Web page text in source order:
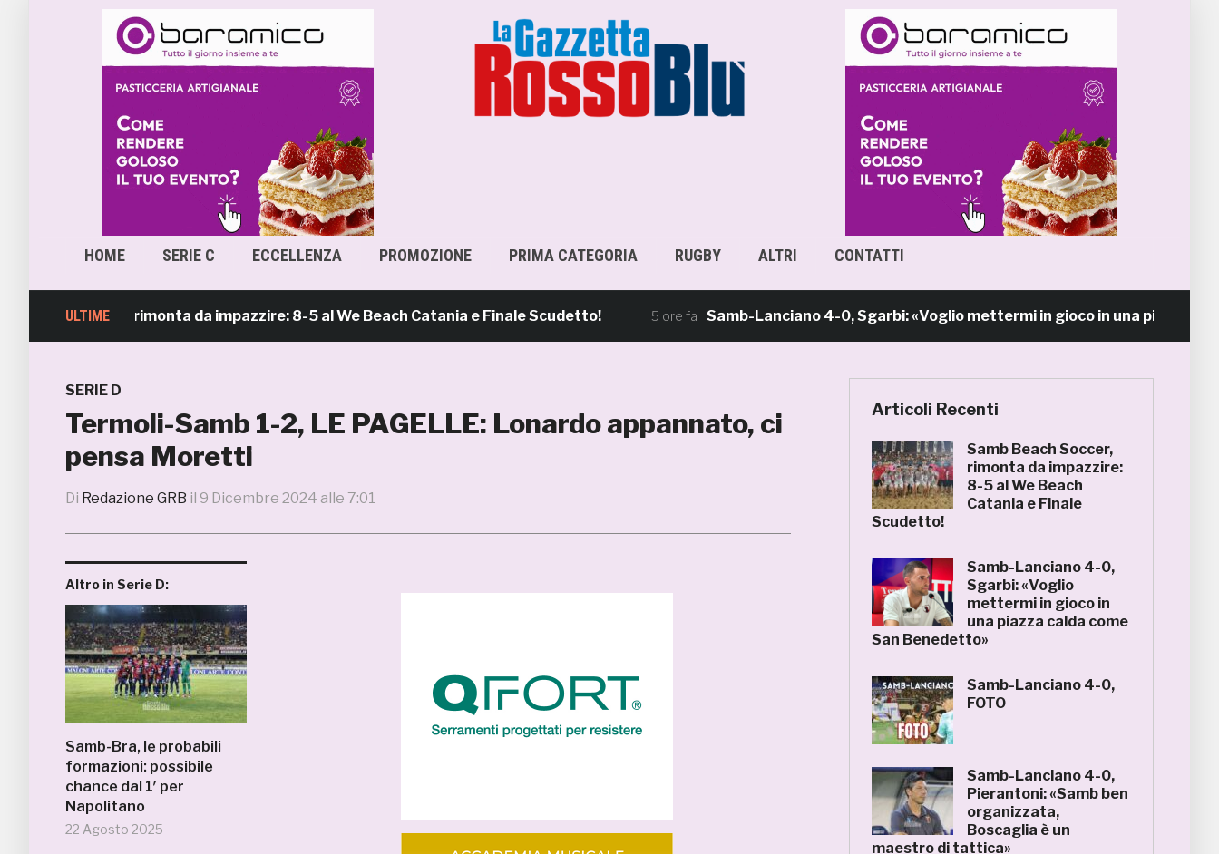
HOME SERIE C ECCELLENZA PROMOZIONE PRIMA CATEGORIA RUGBY ALTRI CONTATTI
ULTIME
Soccer, rimonta da impazzire: 8-5 al We Beach Catania e Finale Scudetto! Samb-Lanciano 4-0, Sgarbi: «Voglio mettermi in gioco in una piazza calda
SERIE D
Termoli-Samb 1-2, LE PAGELLE: Lonardo appannato, ci
pensa Moretti
Di Redazione GRB il 9 Dicembre 2024 alle 7:01
Altro in Serie D:
Samb-Bra, le probabili
formazioni: possibile
chance dal 1′ per
Napolitano
22 Agosto 2025
Articoli Recenti
Samb Beach Soccer,
rimonta da impazzire:
8-5 al We Beach
Catania e Finale
Scudetto!
Samb-Lanciano 4-0,
Sgarbi: «Voglio
mettermi in gioco in
una piazza calda come
San Benedetto»
Samb-Lanciano 4-0,
FOTO
Samb-Lanciano 4-0,
Pierantoni: «Samb ben
organizzata,
Boscaglia è un
maestro di tattica»